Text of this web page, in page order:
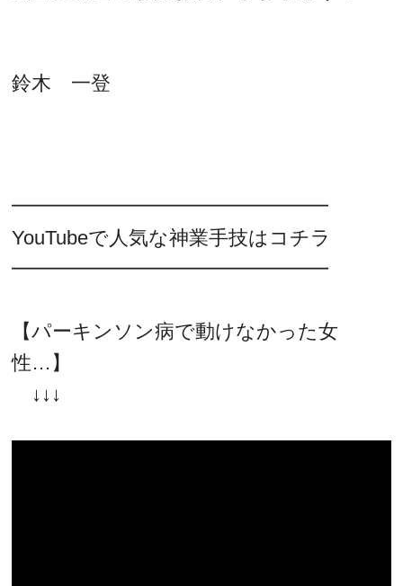
鈴木 一登
━━━━━━━━━━━━━━━━
YouTubeで人気な神業手技はコチラ
━━━━━━━━━━━━━━━━
【パーキンソン病で動けなかった女
性…】
↓↓↓